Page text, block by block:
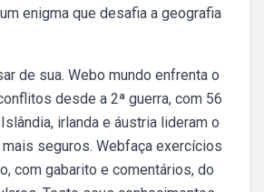
enigma que desafia a geografia
de sua. Webo mundo enfrenta o
desde a 2ª guerra, com 56
irlanda e áustria lideram o
seguros. Webfaça exercícios
com gabarito e comentários, do